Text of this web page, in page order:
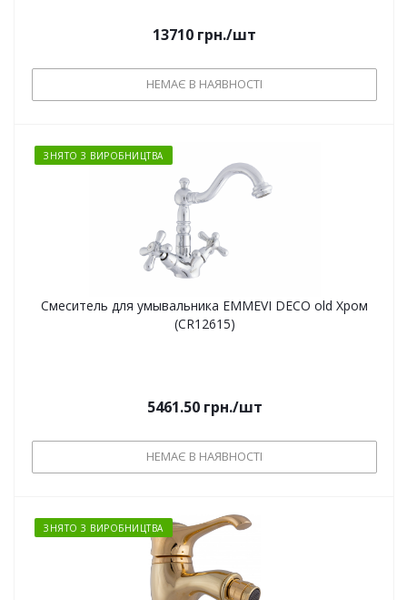
13710 грн./шт
НЕМАЄ В НАЯВНОСТІ
ЗНЯТО З ВИРОБНИЦТВА
Смеситель для умывальника EMMEVI DECO old Хром
(CR12615)
5461.50грн./шт
НЕМАЄ В НАЯВНОСТІ
ЗНЯТО З ВИРОБНИЦТВА